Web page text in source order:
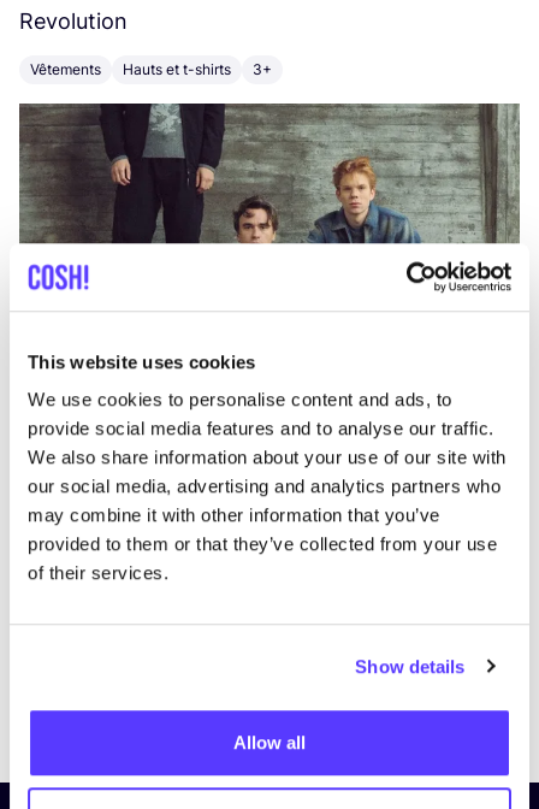
This website uses cookies
We use cookies to personalise content and ads, to
provide social media features and to analyse our traffic.
We also share information about your use of our site with
our social media, advertising and analytics partners who
may combine it with other information that you’ve
provided to them or that they’ve collected from your use
of their services.
Show details
Allow all
Revolution
Vêtements Hauts et t-shirts 3+